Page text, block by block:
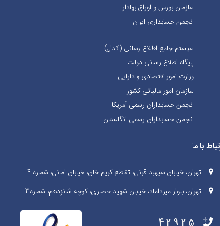
سازمان بورس و اوراق بهادار
انجمن حسابداری ایران
سیستم جامع اطلاع رسانی (کدال)
پایگاه اطلاع رسانی دولت
وزارت امور اقتصادی و دارایی
سازمان امور مالیاتی کشور
انجمن حسابداران رسمی آمریکا
انجمن حسابداران رسمی انگلستان
با ما
تهران، خیابان سپهبد قرنی، تقاطع کریم خان، خیابان امانی، شماره 4
تهران، بلوار میرداماد، خیابان شهید حصاری، کوچه شانزدهم، شماره3
42925